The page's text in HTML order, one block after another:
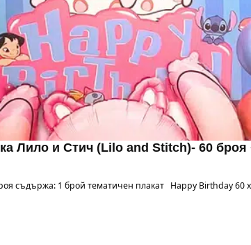
Лило и Стич (Lilo and Stitch)- 60
съдържа: 1 брой тематичен плакат Happy Birthday 60